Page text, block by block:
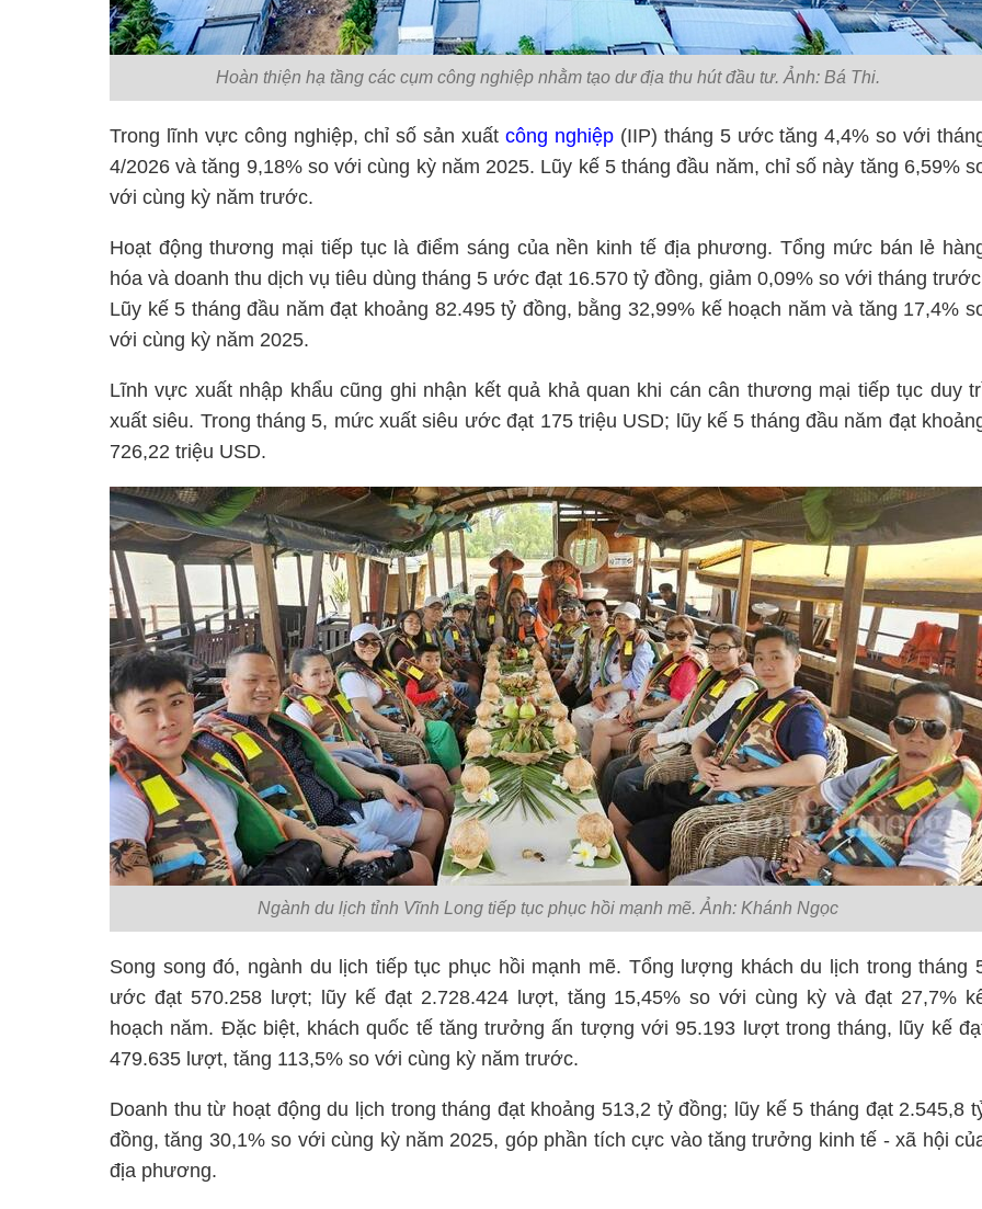
Hoàn thiện hạ tầng các cụm công nghiệp nhằm tạo dư địa thu hút đầu tư. Ảnh: Bá Thi.
Trong lĩnh vực công nghiệp, chỉ số sản xuấtcông nghiệp(IIP) tháng 5 ước tăng 4,4% so với
4/2026 và tăng 9,18% so với cùng kỳ năm 2025. Lũy kế 5 tháng đầu năm, chỉ số này tăng 6,59%
với cùng kỳ năm trước.
Hoạt động thương mại tiếp tục là điểm sáng của nền kinh tế địa phương. Tổng mức bán lẻ
hóa và doanh thu dịch vụ tiêu dùng tháng 5 ước đạt 16.570 tỷ đồng, giảm 0,09% so với tháng
Lũy kế 5 tháng đầu năm đạt khoảng 82.495 tỷ đồng, bằng 32,99% kế hoạch năm và tăng 17,4%
với cùng kỳ năm 2025.
Lĩnh vực xuất nhập khẩu cũng ghi nhận kết quả khả quan khi cán cân thương mại tiếp tục duy
xuất siêu. Trong tháng 5, mức xuất siêu ước đạt 175 triệu USD; lũy kế 5 tháng đầu năm đạt
726,22 triệu USD.
Ngành du lịch tỉnh Vĩnh Long tiếp tục phục hồi mạnh mẽ. Ảnh: Khánh Ngọc
Song song đó, ngành du lịch tiếp tục phục hồi mạnh mẽ. Tổng lượng khách du lịch trong tháng
ước đạt 570.258 lượt; lũy kế đạt 2.728.424 lượt, tăng 15,45% so với cùng kỳ và đạt 27,7%
hoạch năm. Đặc biệt, khách quốc tế tăng trưởng ấn tượng với 95.193 lượt trong tháng, lũy kế
479.635 lượt, tăng 113,5% so với cùng kỳ năm trước.
Doanh thu từ hoạt động du lịch trong tháng đạt khoảng 513,2 tỷ đồng; lũy kế 5 tháng đạt 2.545,8
đồng, tăng 30,1% so với cùng kỳ năm 2025, góp phần tích cực vào tăng trưởng kinh tế - xã hội
địa phương.